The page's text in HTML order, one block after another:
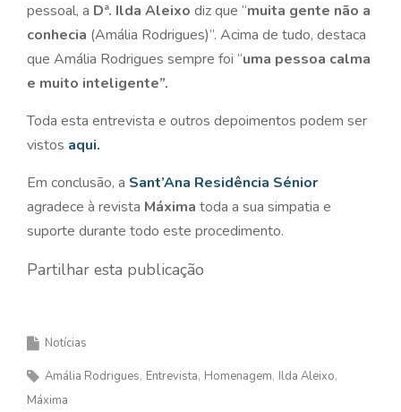
pessoal, a Dª. Ilda Aleixo diz que “muita gente não a
conhecia (Amália Rodrigues)”. Acima de tudo, destaca
que Amália Rodrigues sempre foi “uma pessoa calma
e muito inteligente”.
Toda esta entrevista e outros depoimentos podem ser
vistos aqui.
Em conclusão, a Sant’Ana Residência Sénior
agradece à revista Máxima toda a sua simpatia e
suporte durante todo este procedimento.
Partilhar esta publicação
Notícias
Amália Rodrigues Entrevista Homenagem Ilda Aleixo
Máxima